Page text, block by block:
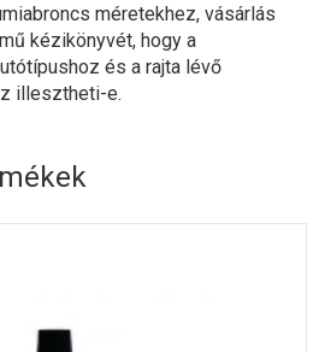
méretekhez, vásárlás
kézikönyvét, hogy a
és a rajta lévő
illesztheti-e.